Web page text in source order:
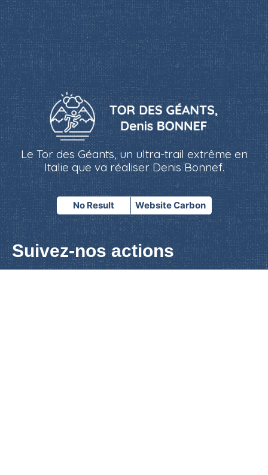
Le Tor des Géants, un ultra-trail extrême en
Italie que va réaliser Denis Bonnef.
No Result Website Carbon
Suivez-nos actions